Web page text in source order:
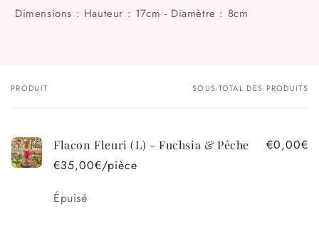
Dimensions : Hauteur : 17cm - Diamètre : 8cm
Votre
PRODUIT SOUS-TOTAL DES PRODUITS
Flacon Fleuri (L) - Fuchsia & Pêche
€35,00€/pièce
€0,00€
Quantité
Épuisé